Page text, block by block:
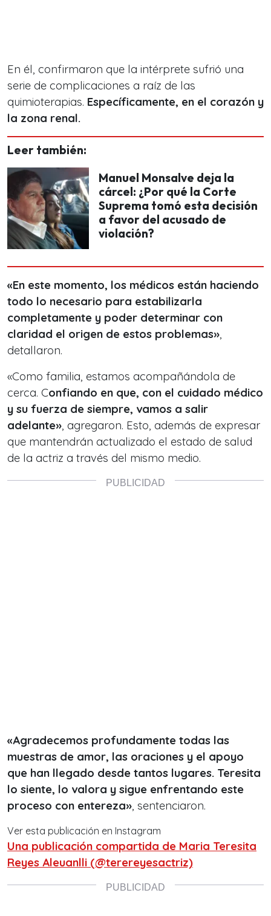
En él, confirmaron que la intérprete sufrió una
serie de complicaciones a raíz de las
quimioterapias. Específicamente, en el corazón y
la zona renal.
Leer también:
Manuel Monsalve deja la
cárcel: ¿Por qué la Corte
Suprema tomó esta decisión
a favor del acusado de
violación?
«En este momento, los médicos están haciendo
todo lo necesario para estabilizarla
completamente y poder determinar con
claridad el origen de estos problemas»,
detallaron.
«Como familia, estamos acompañándola de
cerca. Confiando en que, con el cuidado médico
y su fuerza de siempre, vamos a salir
adelante», agregaron. Esto, además de expresar
que mantendrán actualizado el estado de salud
de la actriz a través del mismo medio.
«Agradecemos profundamente todas las
muestras de amor, las oraciones y el apoyo
que han llegado desde tantos lugares. Teresita
lo siente, lo valora y sigue enfrentando este
proceso con entereza», sentenciaron.
Ver esta publicación en Instagram
Una publicación compartida de Maria Teresita
Reyes Aleuanlli (@terereyesactriz)